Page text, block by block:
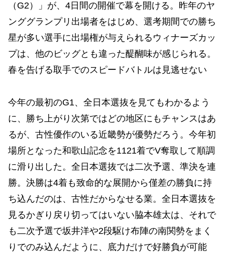
（G2）」が、4日間の開催で幕を開ける。昨年のヤ
ンググランプリ出場者をはじめ、選考期間での勝ち
星が多い選手に出場権が与えられるウィナーズカッ
プは、他のビッグとも違った醍醐味が感じられる。
春を告げる取手でのスピードバトルは見逃せない
今年の最初のG1、全日本選抜を見てもわかるよう
に、勝ち上がり次第ではどの地区にもチャンスはあ
るが、古性優作のいる近畿勢が優勢だろう。今年初
場所となった和歌山記念を1121着でV奪取して順調
に滑り出した。全日本選抜では二次予選、準決を連
勝。決勝は4着も致命的な展開から僅差の勝負に持
ち込んだのは、古性だからなせる業。全日本選抜を
見るかぎり戻り切ってはいない脇本雄太は、それで
も二次予選で坂井洋や2段駆け布陣の南関勢をまく
りでのみ込んだように、底力だけで好勝負が可能